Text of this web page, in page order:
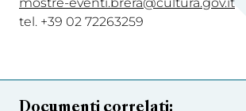
tel. +39 02 72263259
Documenti correlati: